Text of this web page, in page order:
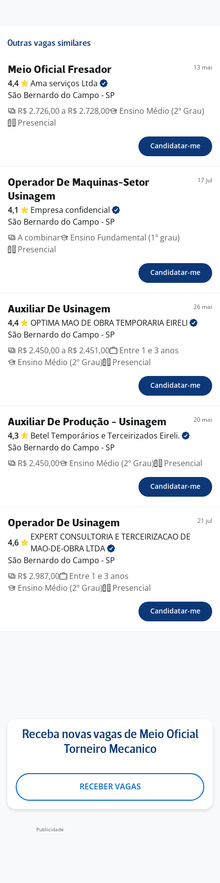
• Vale Alimentação: R$ 940,00
• Seguro de vida
• Fretado gratuito
• Vale transporte (desconto de 2%)
• Restaurante interno gratuito
• PLR
Outras vagas similares
Meio Oficial Fresador 13 mai
4,4 Ama serviços Ltda
São Bernardo do Campo - SP
R$ 2.726,00 a R$ 2.728,00
Ensino Médio (2º Grau)
Presencial
Candidatar-me
Operador De Maquinas-Setor
Usinagem
17 jul
4,1 Empresa confidencial
São Bernardo do Campo - SP
A combinar
Ensino Fundamental (1º grau)
Presencial
Candidatar-me
Auxiliar De Usinagem 26 mai
4,4 OPTIMA MAO DE OBRA TEMPORARIA EIRELI
São Bernardo do Campo - SP
R$ 2.450,00 a R$ 2.451,00
Entre 1 e 3 anos
Ensino Médio (2º Grau)
Presencial
Candidatar-me
Auxiliar De Produção - Usinagem 20 mai
4,3 Betel Temporários e Terceirizados Eireli.
São Bernardo do Campo - SP
R$ 2.450,00
Ensino Médio (2º Grau) Presencial
Candidatar-me
Operador De Usinagem 21 jul
4,6
EXPERT CONSULTORIA E TERCEIRIZACAO DE
MAO-DE-OBRA LTDA
São Bernardo do Campo - SP
R$ 2.987,00
Entre 1 e 3 anos
Ensino Médio (2º Grau)
Presencial
Candidatar-me
Receba novas vagas de Meio Oficial
Torneiro Mecanico
RECEBER VAGAS